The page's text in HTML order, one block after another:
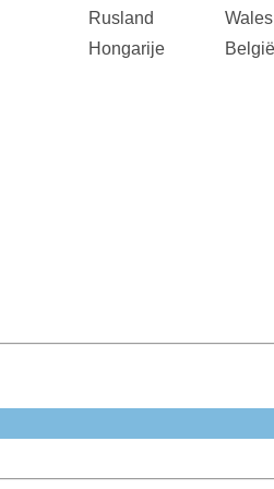
Rusland Wales
Hongarije België